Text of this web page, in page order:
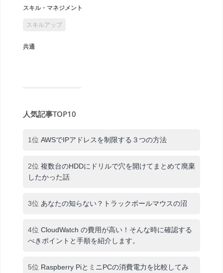
スキル・マネジメント
スキルアップ
共通
人気記事TOP10
1位 AWSでIPアドレスを制限する３つの方法
2位 複数台のHDDにドリルで穴を開けてまとめて廃棄
したかった話
3位 あなたの知らない？トラックボールマウスの沼
4位 CloudWatch の費用が高い！そんな時に確認する
べきポイントと手順を紹介します。
5位 Raspberry PiとミニPCの消費電力を比較してみ